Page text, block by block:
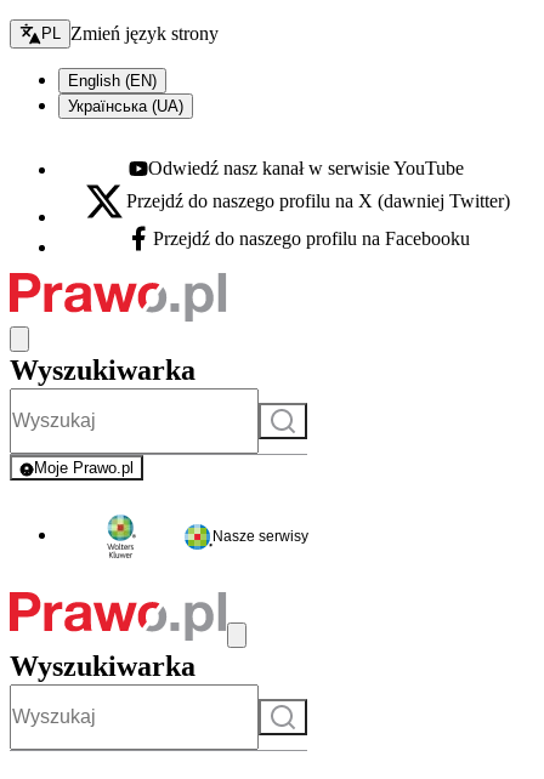
Zmień język - bieżący:
PL Zmień język strony
English (EN)
Українська (UA)
Youtube - otwiera się w nowej karcie
Odwiedź nasz kanał w serwisie YouTube
X - otwiera się w nowej karcie
Przejdź do naszego profilu na X (dawniej Twitter)
Facebook - otwiera się w nowej karcie
Przejdź do naszego profilu na Facebooku
Wyszukiwarka
Szukaj
Moje Prawo.pl
- rejestracja i logowanie do serwisu
Nasze serwisy
Wyszukiwarka
Szukaj